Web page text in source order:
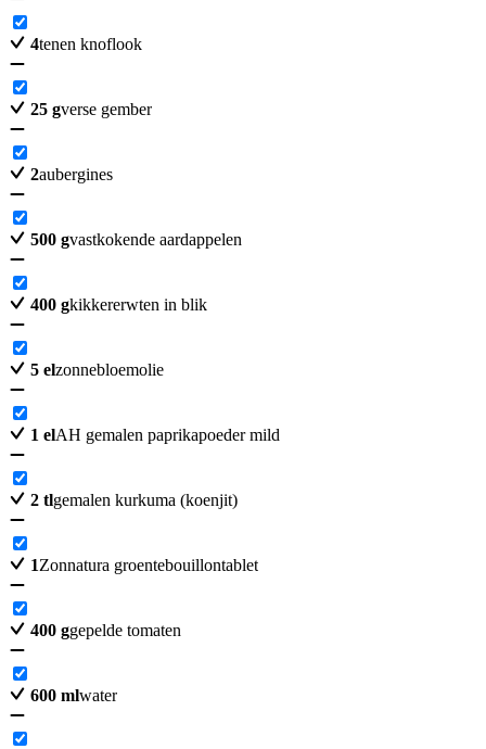
4tenen knoflook
25 gverse gember
2aubergines
500 gvastkokende aardappelen
400 gkikkererwten in blik
5 elzonnebloemolie
1 elAH gemalen paprikapoeder mild
2 tlgemalen kurkuma (koenjit)
1Zonnatura groentebouillontablet
400 ggepelde tomaten
600 mlwater